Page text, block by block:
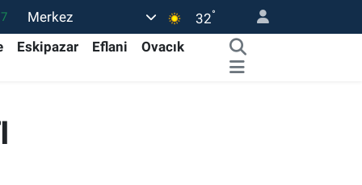
Merkez 32°
Eskipazar Eflani
Ovacık